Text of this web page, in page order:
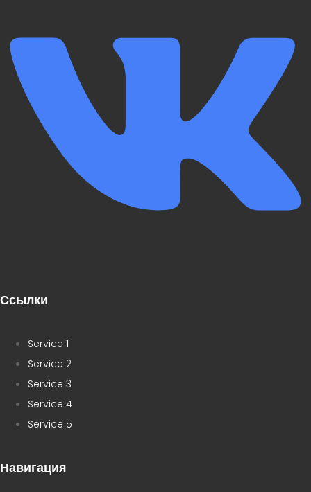
Ссылки
Service 1
Service 2
Service 3
Service 4
Service 5
Навигация